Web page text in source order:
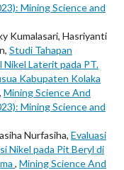
Mining Science and
Kumalasari, Hasriyanti
Studi Tahapan
Nikel Laterit pada PT.
Kabupaten Kolaka
, Mining Science And
Mining Science and
Nurfasiha, Evaluasi
Nikel pada Pit Beryl di
, Mining Science And